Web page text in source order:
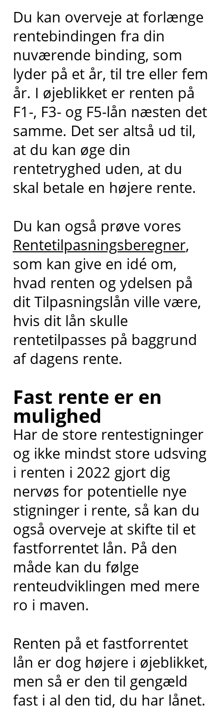
Du kan overveje at forlænge
rentebindingen fra din
nuværende binding, som
lyder på et år, til tre eller fem
år. I øjeblikket er renten på
F1-, F3- og F5-lån næsten det
samme. Det ser altså ud til,
at du kan øge din
rentetryghed uden, at du
skal betale en højere rente.
Du kan også prøve vores
Rentetilpasningsberegner,
som kan give en idé om,
hvad renten og ydelsen på
dit Tilpasningslån ville være,
hvis dit lån skulle
rentetilpasses på baggrund
af dagens rente.
Fast rente er en
mulighed
Har de store rentestigninger
og ikke mindst store udsving
i renten i 2022 gjort dig
nervøs for potentielle nye
stigninger i rente, så kan du
også overveje at skifte til et
fastforrentet lån. På den
måde kan du følge
renteudviklingen med mere
ro i maven.
Renten på et fastforrentet
lån er dog højere i øjeblikket,
men så er den til gengæld
fast i al den tid, du har lånet.